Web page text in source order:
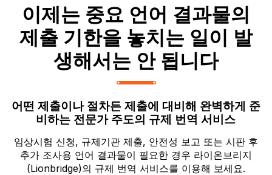
이제는 중요 언어 결과물의
제출 기한을 놓치는 일이 발
생해서는 안 됩니다
어떤 제출이나 절차든 제출에 대비해 완벽하게 준
비하는 전문가 주도의 규제 번역 서비스
임상시험 신청, 규제기관 제출, 안전성 보고 또는 시판 후
추가 조사용 언어 결과물이 필요한 경우 라이온브리지
(Lionbridge)의 규제 번역 서비스를 이용해 보세요.